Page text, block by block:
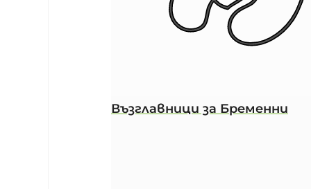
Възглавници за Бременни